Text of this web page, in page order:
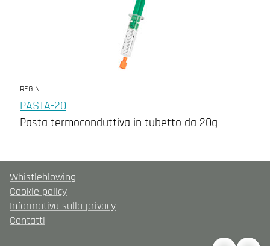
REGIN
PASTA-20
Pasta termoconduttiva in tubetto da 20g
Whistleblowing
Cookie policy
Informativa sulla privacy
Contatti